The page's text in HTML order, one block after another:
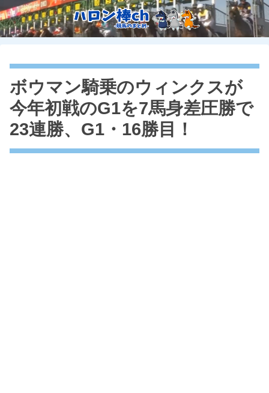
ボウマン騎乗のウィンクスが
今年初戦のG1を7馬身差圧勝で
23連勝、G1・16勝目！